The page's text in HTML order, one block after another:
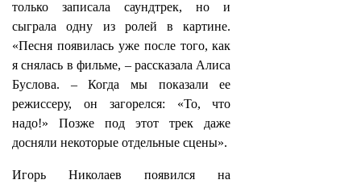
только записала саундтрек, но и
сыграла одну из ролей в картине.
«Песня появилась уже после того, как
я снялась в фильме, – рассказала Алиса
Буслова. – Когда мы показали ее
режиссеру, он загорелся: «То, что
надо!» Позже под этот трек даже
досняли некоторые отдельные сцены».
Игорь Николаев появился на